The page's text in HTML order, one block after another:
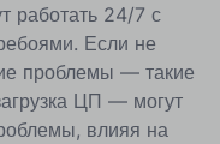
работать 24/7 с
Если не
проблемы — такие
ЦП — могут
влияя на